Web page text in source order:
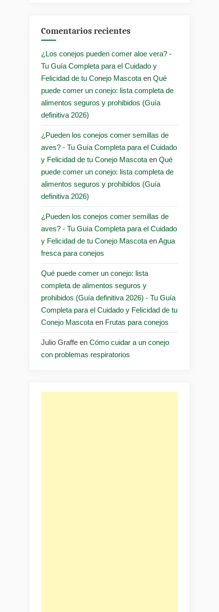
Comentarios recientes
¿Los conejos pueden comer aloe vera? -
Tu Guía Completa para el Cuidado y
Felicidad de tu Conejo Mascota en Qué
puede comer un conejo: lista completa de
alimentos seguros y prohibidos (Guía
definitiva 2026)
¿Pueden los conejos comer semillas de
aves? - Tu Guía Completa para el Cuidado
y Felicidad de tu Conejo Mascota en Qué
puede comer un conejo: lista completa de
alimentos seguros y prohibidos (Guía
definitiva 2026)
¿Pueden los conejos comer semillas de
aves? - Tu Guía Completa para el Cuidado
y Felicidad de tu Conejo Mascota enAgua
fresca para conejos
Qué puede comer un conejo: lista
completa de alimentos seguros y
prohibidos (Guía definitiva 2026) - Tu Guía
Completa para el Cuidado y Felicidad de tu
Conejo Mascota en Frutas para conejos
Julio Graffe en Cómo cuidar a un conejo
con problemas respiratorios